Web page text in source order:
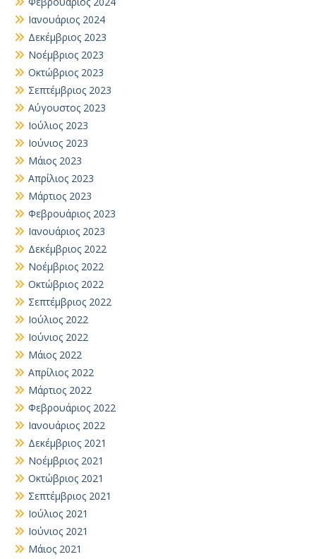
Ιανουάριος 2024
Δεκέμβριος 2023
Νοέμβριος 2023
Οκτώβριος 2023
Σεπτέμβριος 2023
Αύγουστος 2023
Ιούλιος 2023
Ιούνιος 2023
Μάιος 2023
Απρίλιος 2023
Μάρτιος 2023
Φεβρουάριος 2023
Ιανουάριος 2023
Δεκέμβριος 2022
Νοέμβριος 2022
Οκτώβριος 2022
Σεπτέμβριος 2022
Ιούλιος 2022
Ιούνιος 2022
Μάιος 2022
Απρίλιος 2022
Μάρτιος 2022
Φεβρουάριος 2022
Ιανουάριος 2022
Δεκέμβριος 2021
Νοέμβριος 2021
Οκτώβριος 2021
Σεπτέμβριος 2021
Ιούλιος 2021
Ιούνιος 2021
Μάιος 2021